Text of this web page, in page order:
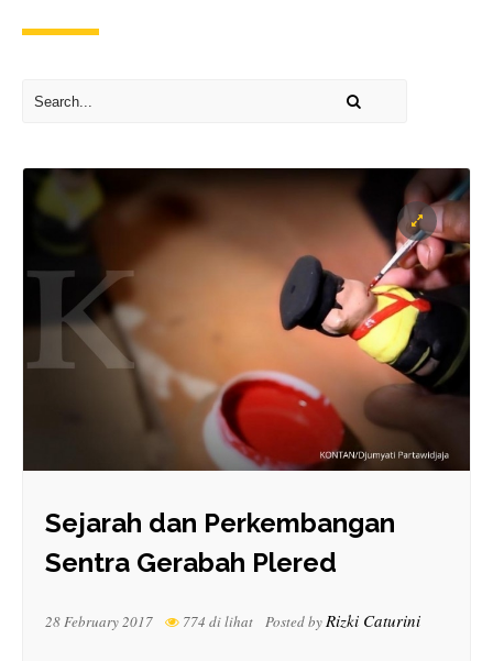
Sejarah dan Perkembangan
Sentra Gerabah Plered
28 February 2017 774 di lihat Posted byRizki Caturini